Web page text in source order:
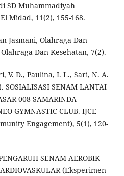
SD Muhammadiyah
Midad, 11(2), 155-168.
Jasmani, Olahraga Dan
Dan Kesehatan, 7(2).
V. D., Paulina, I. L., Sari, N. A.
SOSIALISASI SENAM LANTAI
008 SAMARINDA
GYMNASTIC CLUB. IJCE
Engagement), 5(1), 120-
SENAM AEROBIK
(Eksperimen